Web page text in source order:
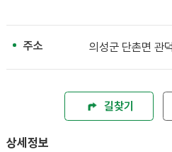
주소 의성군 단촌면 관
길찾기
상세정보